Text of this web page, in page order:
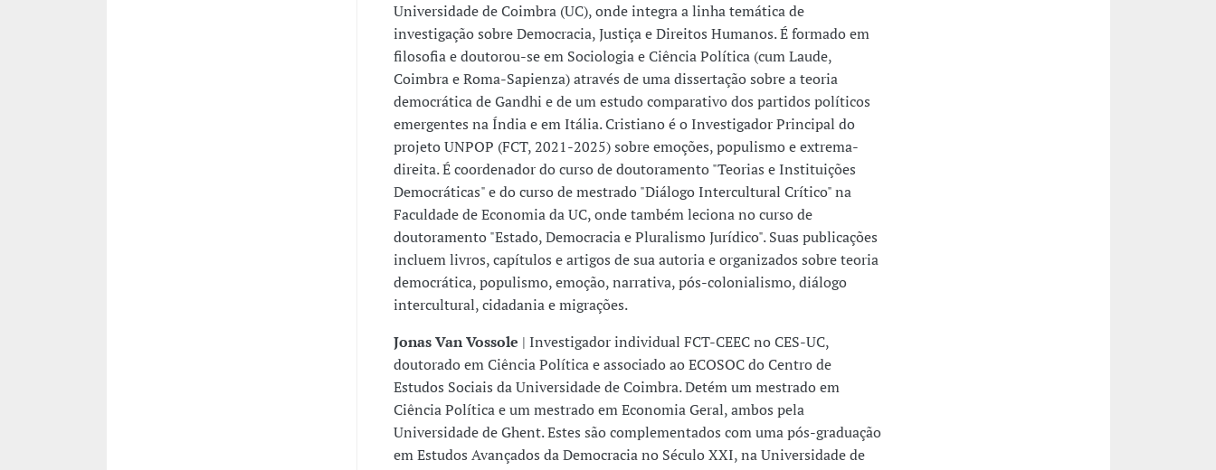
Universidade de Coimbra (UC), onde integra a linha temática de
investigação sobre Democracia, Justiça e Direitos Humanos. É formado em
filosofia e doutorou-se em Sociologia e Ciência Política (cum Laude,
Coimbra e Roma-Sapienza) através de uma dissertação sobre a teoria
democrática de Gandhi e de um estudo comparativo dos partidos políticos
emergentes na Índia e em Itália. Cristiano é o Investigador Principal do
projeto UNPOP (FCT, 2021-2025) sobre emoções, populismo e extrema-
direita. É coordenador do curso de doutoramento "Teorias e Instituições
Democráticas" e do curso de mestrado "Diálogo Intercultural Crítico" na
Faculdade de Economia da UC, onde também leciona no curso de
doutoramento "Estado, Democracia e Pluralismo Jurídico". Suas publicações
incluem livros, capítulos e artigos de sua autoria e organizados sobre teoria
democrática, populismo, emoção, narrativa, pós-colonialismo, diálogo
intercultural, cidadania e migrações.
Jonas Van Vossole | Investigador individual FCT-CEEC no CES-UC,
doutorado em Ciência Política e associado ao ECOSOC do Centro de
Estudos Sociais da Universidade de Coimbra. Detém um mestrado em
Ciência Política e um mestrado em Economia Geral, ambos pela
Universidade de Ghent. Estes são complementados com uma pós-graduação
em Estudos Avançados da Democracia no Século XXI, na Universidade de